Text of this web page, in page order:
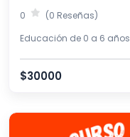
0 (0 Reseñas)
Educación de 0 a 6 años
$30000